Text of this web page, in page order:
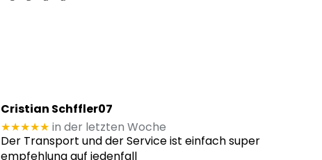
Cristian Schffler07
★★★★★ in der letzten Woche
Der Transport und der Service ist einfach super
empfehlung auf jedenfall